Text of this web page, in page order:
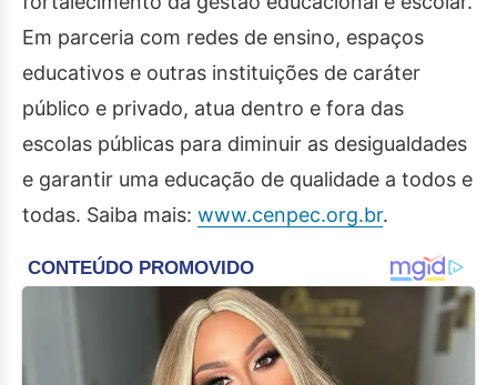
Em parceria com redes de ensino, espaços
educativos e outras instituições de caráter
público e privado, atua dentro e fora das
escolas públicas para diminuir as desigualdades
e garantir uma educação de qualidade a todos e
todas. Saiba mais: www.cenpec.org.br.